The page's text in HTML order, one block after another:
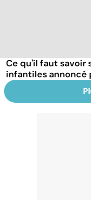
Ce qu'il faut savoir
infantiles annoncé